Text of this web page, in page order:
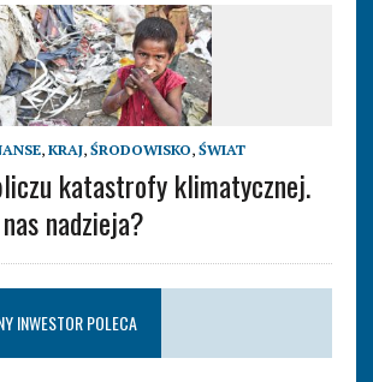
, KRAJ, ŚRODOWISKO, ŚWIAT
katastrofy klimatycznej.
nadzieja?
INWESTOR POLECA